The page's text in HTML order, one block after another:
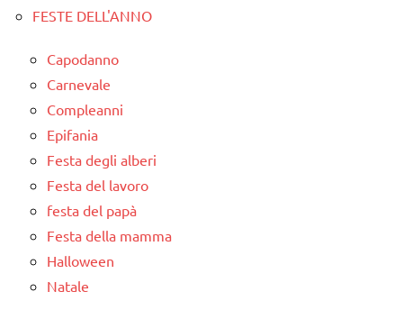
FESTE DELL'ANNO
Capodanno
Carnevale
Compleanni
Epifania
Festa degli alberi
Festa del lavoro
festa del papà
Festa della mamma
Halloween
Natale